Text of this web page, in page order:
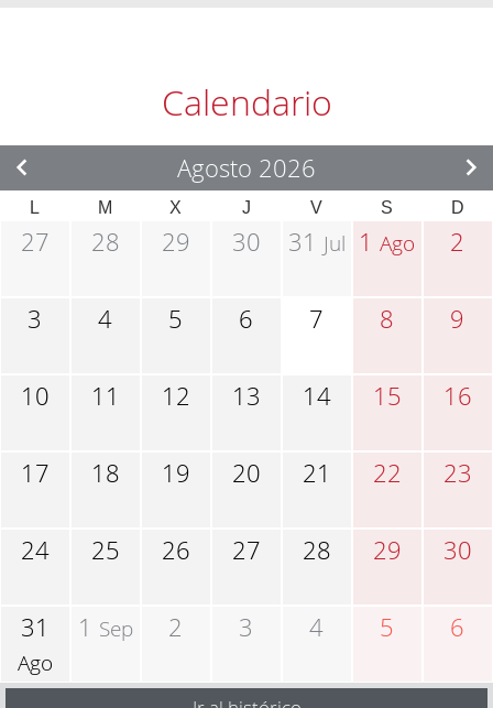
Calendario
Agosto 2026
L M X J V S D
27 28 29 30 31 Jul 1Ago 2
3 4 5 6 7 8 9
10 11 12 13 14 15 16
17 18 19 20 21 22 23
24 25 26 27 28 29 30
31
Ago
1 Sep 2 3 4 5 6